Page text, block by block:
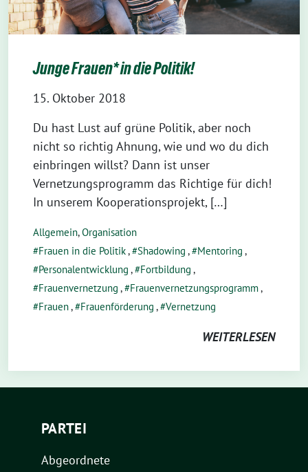
Junge Frauen* in die Politik!
15. Oktober 2018
Du hast Lust auf grüne Politik, aber noch
nicht so richtig Ahnung, wie und wo du dich
einbringen willst? Dann ist unser
Vernetzungsprogramm das Richtige für dich!
In unserem Kooperationsprojekt, […]
Allgemein,Organisation
Frauen in die Politik, Shadowing , Mentoring ,
Personalentwicklung , Fortbildung ,
Frauenvernetzung , Frauenvernetzungsprogramm,
Frauen, Frauenförderung , Vernetzung
WEITERLESEN
PARTEI
Abgeordnete